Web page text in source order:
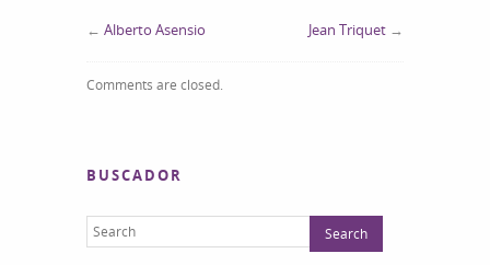
Barrachina
← Alberto Asensio Jean Triquet →
Comments are closed.
BUSCADOR